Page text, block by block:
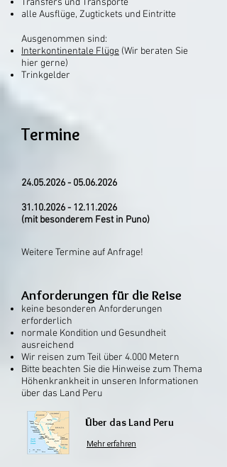
Transfers und Transporte
alle Ausflüge, Zugtickets und Eintritte
Ausgenommen sind:
Interkontinentale Flüge (Wir beraten Sie
hier gerne)
Trinkgelder​
Termine
24.05.2026 - 05.06.2026
31.10.2026 - 12.11.2026
(mit besonderem Fest in Puno)
Weitere Termine auf Anfrage!
Anforderungen für die Reise
keine besonderen Anforderungen
erforderlich
normale Kondition und Gesundheit
ausreichend
Wir reisen zum Teil über 4.000 Metern
Bitte beachten Sie die Hinweise zum Thema
Höhenkrankheit in unseren Informationen
über das Land Peru
Über das Land Peru
Mehr erfahren